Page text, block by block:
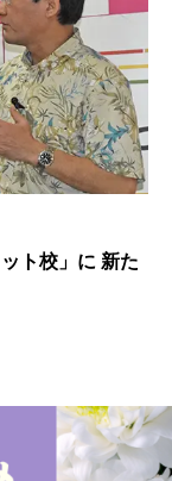
ト校」に 新た